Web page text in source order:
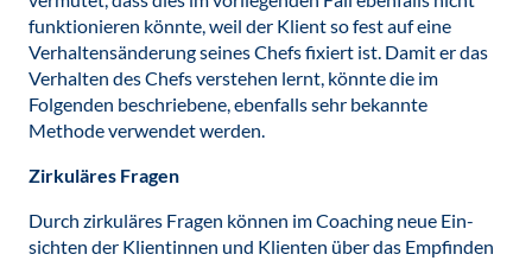
funktionieren könnte, weil der Klient so fest auf eine
Verhaltensänderung seines Chefs fixiert ist. Damit er das
Verhalten des Chefs verstehen lernt, könnte die im
Folgenden beschriebene, ebenfalls sehr bekannte
Methode verwendet werden.
Zirkuläres Fragen
Durch zirkuläres Fragen können im Coaching neue Ein-
sichten der Klientinnen und Klienten über das Empfinden